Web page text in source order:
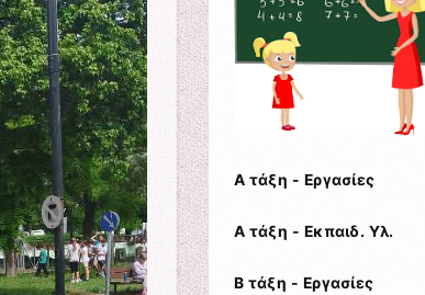
Α τάξη - Εργασίες
Α τάξη - Εκπαιδ. Υλ.
Β τάξη - Εργασίες